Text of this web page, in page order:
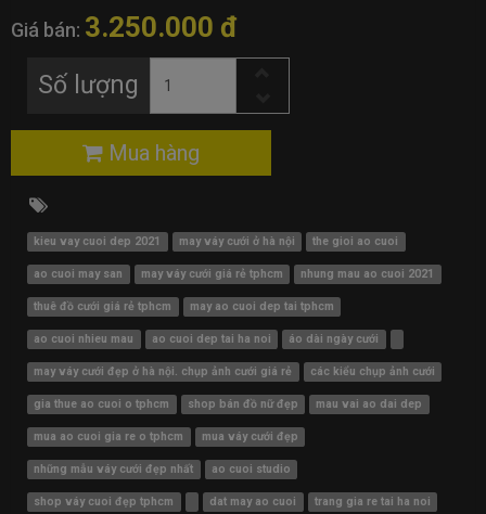
Giá bán: 3.250.000 đ
Số lượng
Mua hàng
kieu vay cuoi dep 2021 may váy cưới ở hà nội the gioi ao cuoi
ao cuoi may san may váy cưới giá rẻ tphcm nhung mau ao cuoi 2021
thuê đồ cưới giá rẻ tphcm may ao cuoi dep tai tphcm
ao cuoi nhieu mau ao cuoi dep tai ha noi áo dài ngày cưới
may váy cưới đẹp ở hà nội. chụp ảnh cưới giá rẻ các kiểu chụp ảnh cưới
gia thue ao cuoi o tphcm shop bán đồ nữ đẹp mau vai ao dai dep
mua ao cuoi gia re o tphcm mua váy cưới đẹp
những mẫu váy cưới đẹp nhất ao cuoi studio
shop váy cuoi đẹp tphcm dat may ao cuoi trang gia re tai ha noi